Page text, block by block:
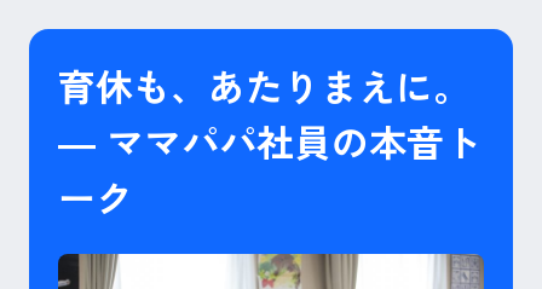
育休も、あたりまえに。
― ママパパ社員の本音ト
ーク